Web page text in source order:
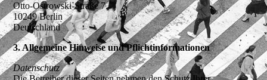
Otto-Ostrowski-Straße 7,
10249 Berlin
Deutschland
3. Allgemeine Hinweise und Pflicht­informationen
Datenschutz